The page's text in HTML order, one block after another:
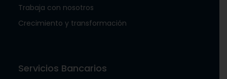
Trabaja con nosotros
Crecimiento y transformación
Servicios Bancarios